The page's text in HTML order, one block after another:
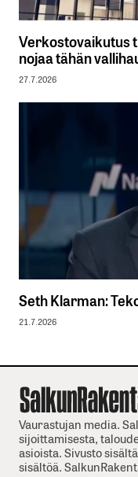
Verkostovaikutus
nojaa tähän
27.7.2026
Seth Klarman:
21.7.2026
Vaurastujan media.
sijoittamisesta,
asioista. Sivusto
sisältöä.